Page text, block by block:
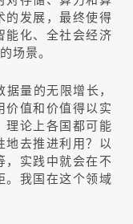
的发展，最终使得
能化、全社会经济
场景。
量的无限增长，
价值和价值得以实
理论上各国都可能
地去推进利用？以
，实践中就会在不
。我国在这个领域